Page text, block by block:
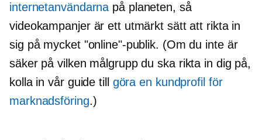
internetanvändarna på planeten, så
videokampanjer är ett utmärkt sätt att rikta in
sig på mycket "online"-publik. (Om du inte är
säker på vilken målgrupp du ska rikta in dig på,
kolla in vår guide till göra en kundprofil för
marknadsföring.)